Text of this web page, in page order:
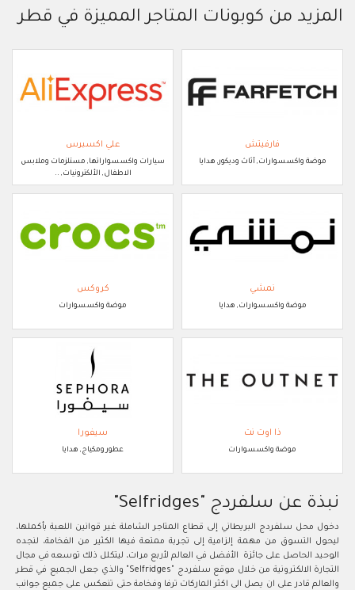
المزيد من كوبونات المتاجر المميزة في قطر
فارفيتش
موضة واكسسوارات, أثاث وديكور, هدايا
علي اكسبرس
سيارات واكسسواراتها, مستلزمات وملابس
الاطفال, الألكترونيات, ..
نمشي
موضة واكسسوارات, هدايا
كروكس
موضة واكسسوارات
ذا اوت نت
موضة واكسسوارات
سيفورا
عطور ومكياج, هدايا
نبذة عن سلفردج "Selfridges"
دخول محل سلفردج البريطاني إلى قطاع المتاجر الشاملة غير قوانين اللعبة بأكملها،
ليحول التسوق من مهمة إلزامية إلى تجربة ممتعة فيها الكثير من الفخامة، لنجده
الوحيد الحاصل على جائزة الأفضل في العالم لأربع مرات، ليتكلل ذلك توسعه في مجال
التجارة الالكترونية من خلال موقع سلفردج "Selfridges" والذي جعل الجميع في قطر
والعالم قادر على ان يصل الى اكثر الماركات ترفا وفخامة حتى تنعكس على جميع جوانب